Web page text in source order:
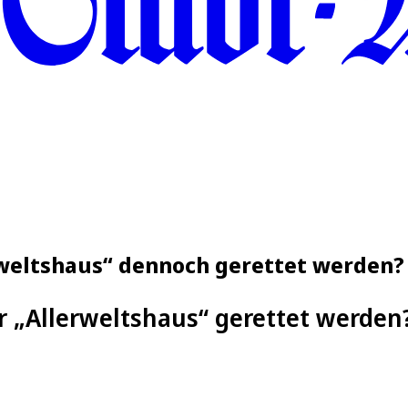
dennoch gerettet werden?
„Allerweltshaus“ gerettet